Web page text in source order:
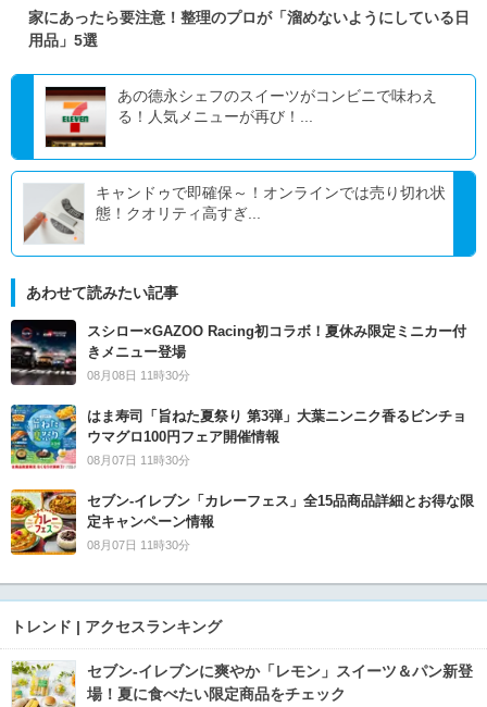
家にあったら要注意！整理のプロが「溜めないようにしている日
用品」5選
あの德永シェフのスイーツがコンビニで味わえ
る！人気メニューが再び！...
キャンドゥで即確保～！オンラインでは売り切れ状
態！クオリティ高すぎ...
あわせて読みたい記事
スシロー×GAZOO Racing初コラボ！夏休み限定ミニカー付
きメニュー登場
08月08日 11時30分
はま寿司「旨ねた夏祭り 第3弾」大葉ニンニク香るビンチョ
ウマグロ100円フェア開催情報
08月07日 11時30分
セブン‐イレブン「カレーフェス」全15品商品詳細とお得な限
定キャンペーン情報
08月07日 11時30分
トレンド | アクセスランキング
セブン‐イレブンに爽やか「レモン」スイーツ＆パン新登
場！夏に食べたい限定商品をチェック